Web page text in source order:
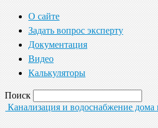
О сайте
Задать вопрос эксперту
Документация
Видео
Калькуляторы
Поиск
Канализация и водоснабжение дома